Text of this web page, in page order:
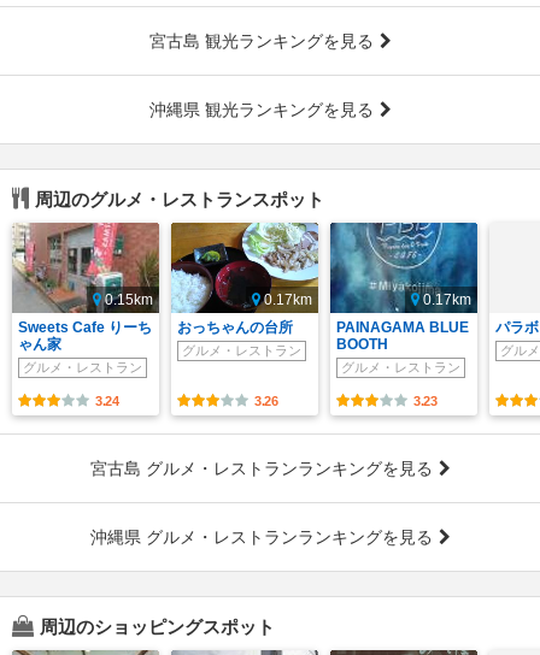
宮古島 観光ランキングを見る
沖縄県 観光ランキングを見る
周辺のグルメ・レストランスポット
0.15km
Sweets Cafe りーち
ゃん家
グルメ・レストラン
3.24
0.17km
おっちゃんの台所
グルメ・レストラン
3.26
0.17km
PAINAGAMA BLUE
BOOTH
グルメ・レストラン
3.23
パラ
グル
宮古島 グルメ・レストランランキングを見る
沖縄県 グルメ・レストランランキングを見る
周辺のショッピングスポット